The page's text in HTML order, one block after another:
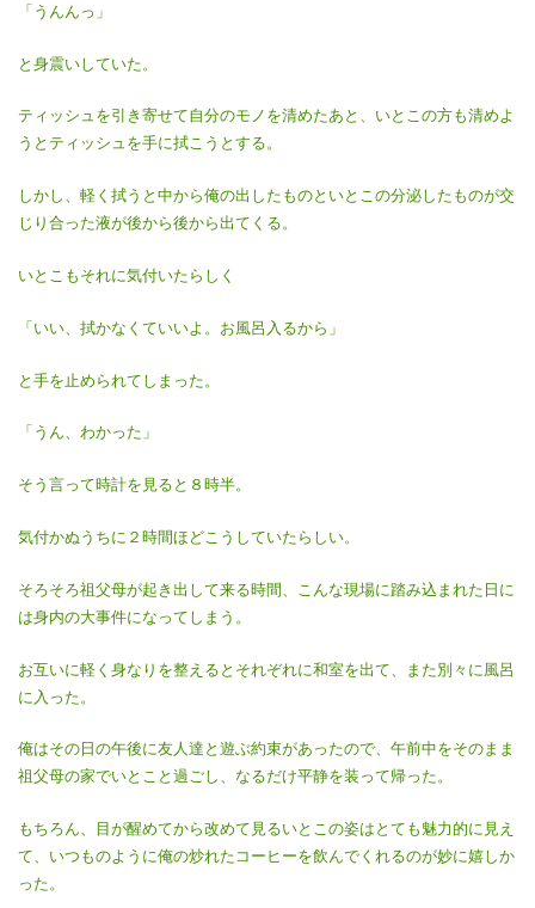
「うんんっ」
と身震いしていた。
ティッシュを引き寄せて自分のモノを清めたあと、いとこの方も清めよ
うとティッシュを手に拭こうとする。
しかし、軽く拭うと中から俺の出したものといとこの分泌したものが交
じり合った液が後から後から出てくる。
いとこもそれに気付いたらしく
「いい、拭かなくていいよ。お風呂入るから」
と手を止められてしまった。
「うん、わかった」
そう言って時計を見ると８時半。
気付かぬうちに２時間ほどこうしていたらしい。
そろそろ祖父母が起き出して来る時間、こんな現場に踏み込まれた日に
は身内の大事件になってしまう。
お互いに軽く身なりを整えるとそれぞれに和室を出て、また別々に風呂
に入った。
俺はその日の午後に友人達と遊ぶ約束があったので、午前中をそのまま
祖父母の家でいとこと過ごし、なるだけ平静を装って帰った。
もちろん、目が醒めてから改めて見るいとこの姿はとても魅力的に見え
て、いつものように俺の炒れたコーヒーを飲んでくれるのが妙に嬉しか
った。